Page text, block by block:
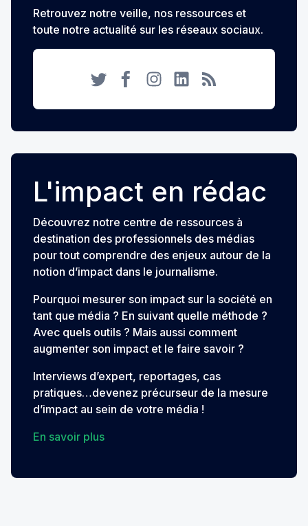
Retrouvez notre veille, nos ressources et
toute notre actualité sur les réseaux sociaux.
L'impact en rédac
Découvrez notre centre de ressources à
destination des professionnels des médias
pour tout comprendre des enjeux autour de la
notion d’impact dans le journalisme.
Pourquoi mesurer son impact sur la société en
tant que média ? En suivant quelle méthode ?
Avec quels outils ? Mais aussi comment
augmenter son impact et le faire savoir ?
Interviews d’expert, reportages, cas
pratiques…devenez précurseur de la mesure
d’impact au sein de votre média !
En savoir plus